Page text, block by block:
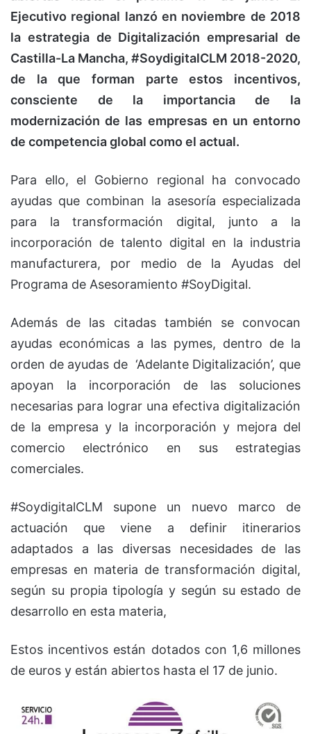
Ejecutivo regional lanzó en noviembre de 2018
la estrategia de Digitalización empresarial de
Castilla-La Mancha, #SoydigitalCLM 2018-2020,
de la que forman parte estos incentivos,
consciente de la importancia de la
modernización de las empresas en un entorno
de competencia global como el actual.
Para ello, el Gobierno regional ha convocado
ayudas que combinan la asesoría especializada
para la transformación digital, junto a la
incorporación de talento digital en la industria
manufacturera, por medio de la Ayudas del
Programa de Asesoramiento #SoyDigital.
Además de las citadas también se convocan
ayudas económicas a las pymes, dentro de la
orden de ayudas de ‘Adelante Digitalización’, que
apoyan la incorporación de las soluciones
necesarias para lograr una efectiva digitalización
de la empresa y la incorporación y mejora del
comercio electrónico en sus estrategias
comerciales.
#SoydigitalCLM supone un nuevo marco de
actuación que viene a definir itinerarios
adaptados a las diversas necesidades de las
empresas en materia de transformación digital,
según su propia tipología y según su estado de
desarrollo en esta materia,
Estos incentivos están dotados con 1,6 millones
de euros y están abiertos hasta el 17 de junio.